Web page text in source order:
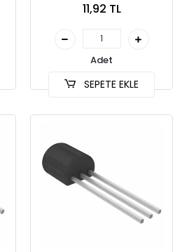
11,92 TL
Adet
SEPETE EKLE